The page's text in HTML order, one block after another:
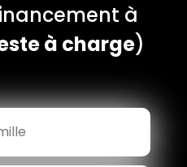
à
à charge)